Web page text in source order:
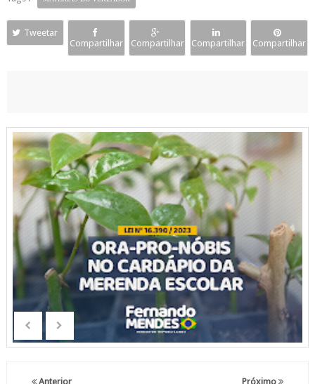
Tweetar
Compartilhar
Compartilhar Compartilhar Compartilhar
Próximo
Anterior